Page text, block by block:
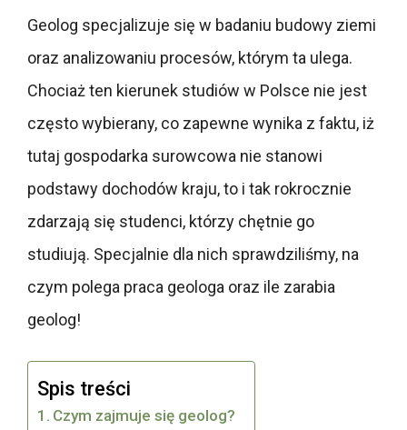
Geolog specjalizuje się w badaniu budowy ziemi
oraz analizowaniu procesów, którym ta ulega.
Chociaż ten kierunek studiów w Polsce nie jest
często wybierany, co zapewne wynika z faktu, iż
tutaj gospodarka surowcowa nie stanowi
podstawy dochodów kraju, to i tak rokrocznie
zdarzają się studenci, którzy chętnie go
studiują. Specjalnie dla nich sprawdziliśmy, na
czym polega praca geologa oraz ile zarabia
geolog!
Spis treści
Czym zajmuje się geolog?